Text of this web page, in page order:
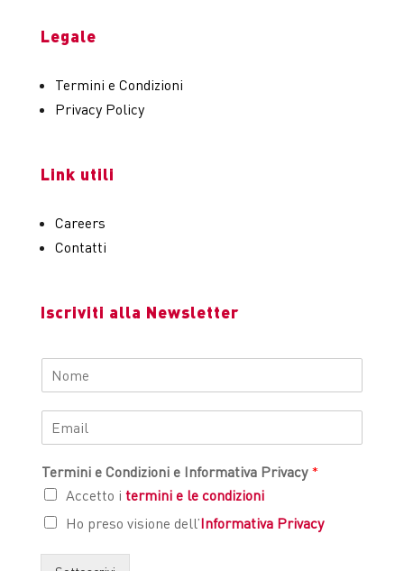
Legale
Termini e Condizioni
Privacy Policy
Link utili
Careers
Contatti
Iscriviti alla Newsletter
Termini e Condizioni e Informativa Privacy *
Accetto i termini e le condizioni
Ho preso visione dell’Informativa Privacy